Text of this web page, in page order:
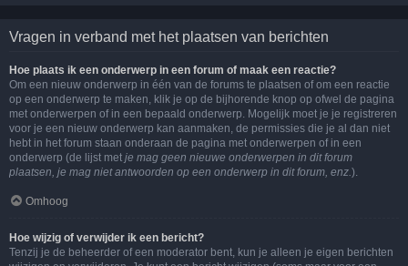
Vragen in verband met het plaatsen van berichten
Hoe plaats ik een onderwerp in een forum of maak een reactie?
Om een nieuw onderwerp in één van de forums te plaatsen of om een reactie
op een onderwerp te maken, klik je op de bijhorende knop op ofwel de pagina
met onderwerpen of in een bepaald onderwerp. Mogelijk moet je je registreren
voor je een nieuw onderwerp kan aanmaken, de permissies die je al dan niet
hebt in het forum staan onderaan de pagina met onderwerpen of in een
onderwerp (de lijst met je mag geen nieuwe onderwerpen in dit forum
plaatsen, je mag niet antwoorden op een onderwerp in dit forum, enz.).
Omhoog
Hoe wijzig of verwijder ik een bericht?
Tenzij je de beheerder of een moderator bent, kun je alleen je eigen berichten